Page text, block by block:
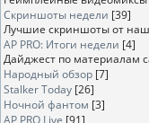
Скриншоты недели [39]
Лучшие скриншоты от
AP PRO: Итоги недели [4]
Дайджест по материалам
Народный обзор [7]
Stalker Today [26]
Ночной фантом [3]
AP PRO Live [91]